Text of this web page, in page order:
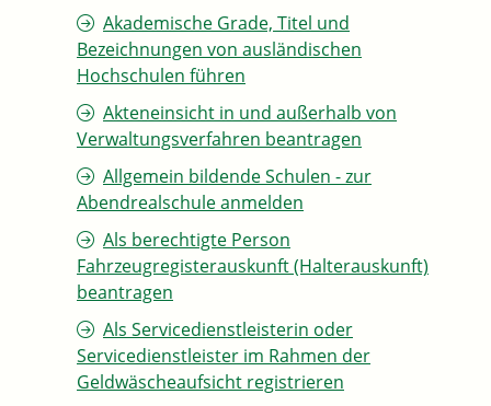
Akademische Grade, Titel und
Bezeichnungen von ausländischen
Hochschulen führen
Akteneinsicht in und außerhalb von
Verwaltungsverfahren beantragen
Allgemein bildende Schulen - zur
Abendrealschule anmelden
Als berechtigte Person
Fahrzeugregisterauskunft (Halterauskunft)
beantragen
Als Servicedienstleisterin oder
Servicedienstleister im Rahmen der
Geldwäscheaufsicht registrieren